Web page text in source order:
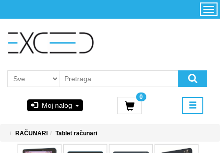
Moj nalog
0
Početna
korišćenja i
RAČUNARI Tablet računari